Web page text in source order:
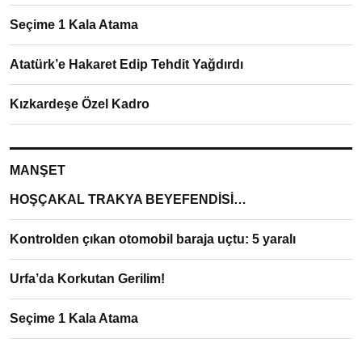
Seçime 1 Kala Atama
Atatürk’e Hakaret Edip Tehdit Yağdırdı
Kızkardeşe Özel Kadro
MANŞET
HOŞÇAKAL TRAKYA BEYEFENDİSİ…
Kontrolden çıkan otomobil baraja uçtu: 5 yaralı
Urfa’da Korkutan Gerilim!
Seçime 1 Kala Atama